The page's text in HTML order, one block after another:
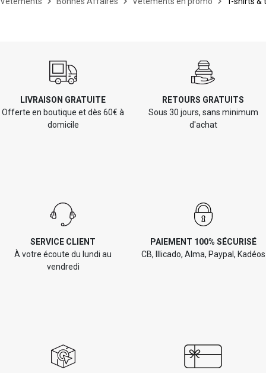
LIVRAISON GRATUITE
Offerte en boutique et dès 60€ à
domicile
RETOURS GRATUITS
Sous 30 jours, sans minimum
d'achat
SERVICE CLIENT
À votre écoute du lundi au
vendredi
PAIEMENT 100% SÉCURISÉ
CB, Illicado, Alma, Paypal, Kadéos